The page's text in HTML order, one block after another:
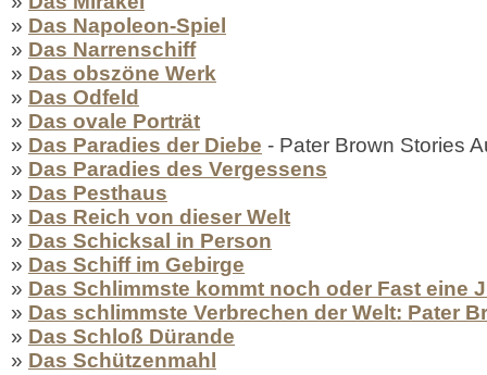
» Das Napoleon-Spiel
» Das Narrenschiff
» Das obszöne Werk
» Das Odfeld
» Das ovale Porträt
» Das Paradies der Diebe - Pater Brown Stories
» Das Paradies des Vergessens
» Das Pesthaus
» Das Reich von dieser Welt
» Das Schicksal in Person
» Das Schiff im Gebirge
» Das Schlimmste kommt noch oder Fast eine
» Das schlimmste Verbrechen der Welt: Pater
» Das Schloß Dürande
» Das Schützenmahl